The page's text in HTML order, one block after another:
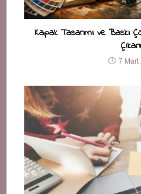
Kapak Tasarımı ve Baskı
7 Mart